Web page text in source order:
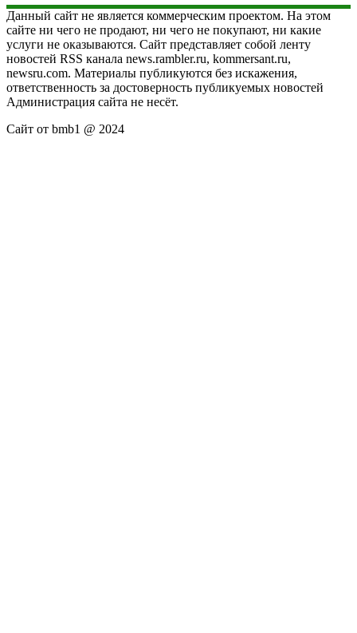
Данный сайт не является коммерческим проектом. На этом
сайте ни чего не продают, ни чего не покупают, ни какие
услуги не оказываются. Сайт представляет собой ленту
новостей RSS канала news.rambler.ru, kommersant.ru,
newsru.com. Материалы публикуются без искажения,
ответственность за достоверность публикуемых новостей
Администрация сайта не несёт.
Сайт от bmb1 @ 2024